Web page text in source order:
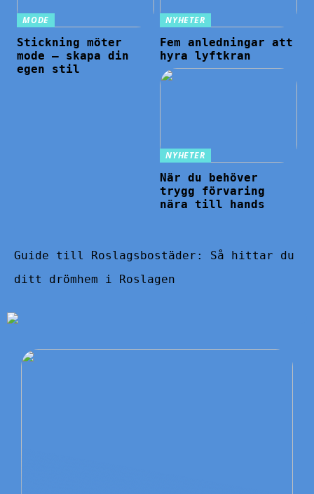
MODE
Stickning möter
mode – skapa din
egen stil
NYHETER
Fem anledningar att
hyra lyftkran
NYHETER
När du behöver
trygg förvaring
nära till hands
Guide till Roslagsbostäder: Så hittar du
ditt drömhem i Roslagen